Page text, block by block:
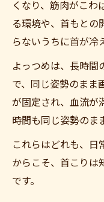
くなり、筋肉がこわ
る環境や、首もとの
らないうちに首が冷
よっつめは、長時間
で、同じ姿勢のまま
が固定され、血流が
時間も同じ姿勢のま
これらはどれも、日
からこそ、首こりは
です。